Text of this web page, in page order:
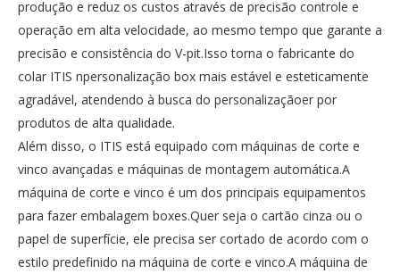
produção e reduz os custos através de precisão controle e
operação em alta velocidade, ao mesmo tempo que garante a
precisão e consistência do V-pit.Isso torna o fabricante do
colar ITIS npersonalização box mais estável e esteticamente
agradável, atendendo à busca do personalizaçãoer por
produtos de alta qualidade.
Além disso, o ITIS está equipado com máquinas de corte e
vinco avançadas e máquinas de montagem automática.A
máquina de corte e vinco é um dos principais equipamentos
para fazer embalagem boxes.Quer seja o cartão cinza ou o
papel de superfície, ele precisa ser cortado de acordo com o
estilo predefinido na máquina de corte e vinco.A máquina de